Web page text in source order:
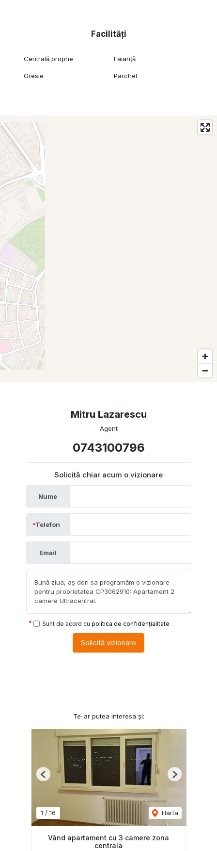
Facilități
Centrală proprie Faianță
Gresie Parchet
Mitru Lazarescu
Agent
0743100796
Solicită chiar acum o vizionare
Nume
Telefon
Email
Sunt de acord cu politica de confidențialitate
Solicită vizionare
Te-ar putea interesa și:
1 / 16 Harta
Previous Next
Vând apartament cu 3 camere zona
centrala